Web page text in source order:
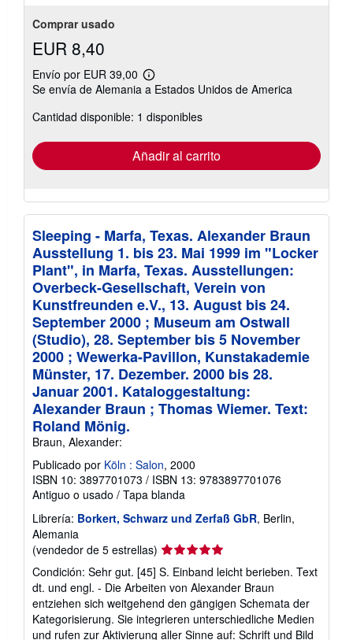
Comprar usado
EUR 8,40
Envío por EUR 39,00
Más
información
las
tarifas
envío
Se envía de Alemania a Estados Unidos de America
Cantidad disponible: 1 disponibles
Añadir al carrito
Sleeping - Marfa, Texas. Alexander Braun
Ausstellung 1. bis 23. Mai 1999 im "Locker
Plant", in Marfa, Texas. Ausstellungen:
Overbeck-Gesellschaft, Verein von
Kunstfreunden e.V., 13. August bis 24.
September 2000 ; Museum am Ostwall
(Studio), 28. September bis 5 November
2000 ; Wewerka-Pavillon, Kunstakademie
Münster, 17. Dezember. 2000 bis 28.
Januar 2001. Kataloggestaltung:
Alexander Braun ; Thomas Wiemer. Text:
Roland Mönig.
Braun, Alexander:
Publicado por Köln : Salon, 2000
ISBN 10: 3897701073 / ISBN 13: 9783897701076
Antiguo o usado / Tapa blanda
Librería: Borkert, Schwarz und Zerfaß GbR, Berlin,
Alemania
(vendedor de 5 estrellas) Calificación
del
vendedor:
5
de
5
Condición: Sehr gut. [45] S. Einband leicht berieben. Text
dt. und engl. - Die Arbeiten von Alexander Braun
entziehen sich weitgehend den gängigen Schemata der
Kategorisierung. Sie integrieren unterschiedliche Medien
und rufen zur Aktivierung aller Sinne auf: Schrift und Bild